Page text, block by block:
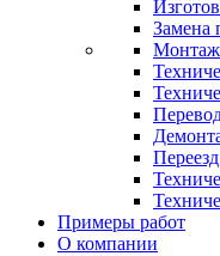
Замена
Монтаж
Примеры работ
О компании